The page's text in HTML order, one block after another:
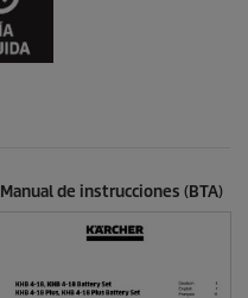
Manual de instrucciones (BTA)